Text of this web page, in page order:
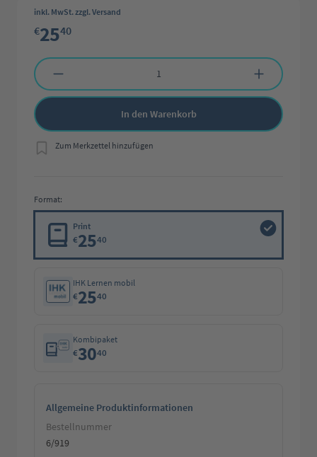
inkl. MwSt. zzgl. Versand
€2540
Produkt Anzahl: Gib den gewünschten Wert ein oder benutze die
In den Warenkorb
Zum Merkzettel hinzufügen
Format:
Print
€2540
IHK Lernen mobil
€2540
Kombipaket
€3040
Allgemeine Produktinformationen
Bestellnummer
6/919